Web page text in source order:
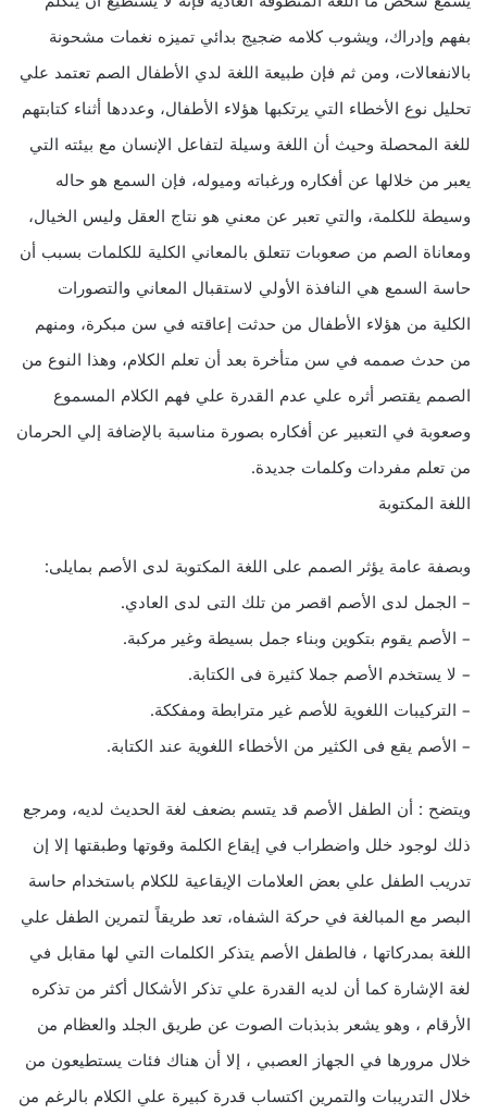
بفهم وإدراك، ويشوب كلامه ضجيج بدائي تميزه نغمات مشحونة
بالانفعالات، ومن ثم فإن طبيعة اللغة لدي الأطفال الصم تعتمد علي
تحليل نوع الأخطاء التي يرتكبها هؤلاء الأطفال، وعددها أثناء كتابتهم
للغة المحصلة وحيث أن اللغة وسيلة لتفاعل الإنسان مع بيئته التي
يعبر من خلالها عن أفكاره ورغباته وميوله، فإن السمع هو حاله
وسيطة للكلمة، والتي تعبر عن معني هو نتاج العقل وليس الخيال،
ومعاناة الصم من صعوبات تتعلق بالمعاني الكلية للكلمات بسبب أن
حاسة السمع هي النافذة الأولي لاستقبال المعاني والتصورات
الكلية من هؤلاء الأطفال من حدثت إعاقته في سن مبكرة، ومنهم
من حدث صممه في سن متأخرة بعد أن تعلم الكلام، وهذا النوع من
الصمم يقتصر أثره علي عدم القدرة علي فهم الكلام المسموع
وصعوبة في التعبير عن أفكاره بصورة مناسبة بالإضافة إلي الحرمان
من تعلم مفردات وكلمات جديدة.
اللغة المكتوبة
وبصفة عامة يؤثر الصمم على اللغة المكتوبة لدى الأصم بمايلى:
– الجمل لدى الأصم اقصر من تلك التى لدى العادي.
– الأصم يقوم بتكوين وبناء جمل بسيطة وغير مركبة.
– لا يستخدم الأصم جملا كثيرة فى الكتابة.
– التركيبات اللغوية للأصم غير مترابطة ومفككة.
– الأصم يقع فى الكثير من الأخطاء اللغوية عند الكتابة.
ويتضح : أن الطفل الأصم قد يتسم بضعف لغة الحديث لديه، ومرجع
ذلك لوجود خلل واضطراب في إيقاع الكلمة وقوتها وطبقتها إلا إن
تدريب الطفل علي بعض العلامات الإيقاعية للكلام باستخدام حاسة
البصر مع المبالغة في حركة الشفاه، تعد طريقاً لتمرين الطفل علي
اللغة بمدركاتها ، فالطفل الأصم يتذكر الكلمات التي لها مقابل في
لغة الإشارة كما أن لديه القدرة علي تذكر الأشكال أكثر من تذكره
الأرقام ، وهو يشعر بذبذبات الصوت عن طريق الجلد والعظام من
خلال مرورها في الجهاز العصبي ، إلا أن هناك فئات يستطيعون من
خلال التدريبات والتمرين اكتساب قدرة كبيرة علي الكلام بالرغم من